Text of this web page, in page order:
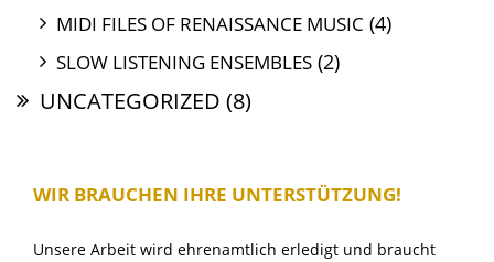
MIDI FILES OF RENAISSANCE MUSIC (4)
SLOW LISTENING ENSEMBLES (2)
UNCATEGORIZED (8)
WIR BRAUCHEN IHRE UNTERSTÜTZUNG!
Unsere Arbeit wird ehrenamtlich erledigt und braucht